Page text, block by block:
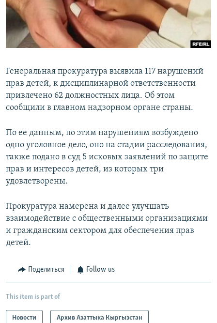
Генеральная прокуратура выявила 117 нарушений
прав детей, к дисциплинарной ответственности
привлечено 62 должностных лица. Об этом
сообщили в главном надзорном органе страны.
По ее данным, по этим нарушениям возбуждено
одно уголовное дело, оно на стадии расследования,
также подано в суд 5 исковых заявлений по защите
прав и интересов детей, из которых три
удовлетворены.
Прокуратура намерена и далее улучшать
взаимодействие с общественными организациями
и гражданским сектором для обеспечения прав
детей.
Поделиться Follow us
This item is part of
Новости Архив Азаттыка Кыргызстан